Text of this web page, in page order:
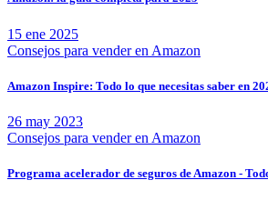
15 ene 2025
Consejos para vender en Amazon
Amazon Inspire: Todo lo que necesitas saber en
26 may 2023
Consejos para vender en Amazon
Programa acelerador de seguros de Amazon -